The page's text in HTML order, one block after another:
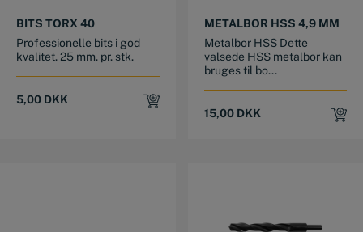
BITS TORX 40
Professionelle bits i god
kvalitet. 25 mm. pr. stk.
5,00 DKK
METALBOR HSS 4,9 MM
Metalbor HSS Dette
valsede HSS metalbor kan
bruges til bo...
15,00 DKK